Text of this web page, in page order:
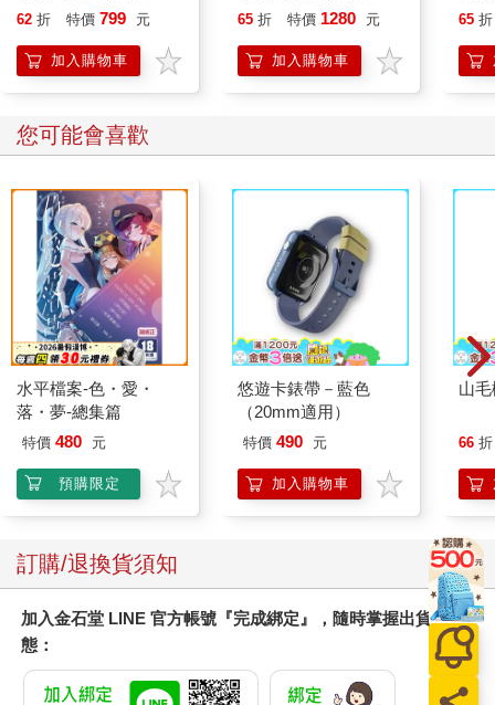
明色系
62 折 特價 799 元
加入購物車
65 折 特價 1280 元
加入購物車
- 膚
65 折
您可能會喜歡
水平檔案-色・愛・
落・夢-總集篇
特價 480 元
預購限定
悠遊卡錶帶－藍色
（20mm適用）
特價 490 元
加入購物車
山
66 折
訂購/退換貨須知
加入金石堂 LINE 官方帳號『完成綁定』，隨時掌握出貨動
態：